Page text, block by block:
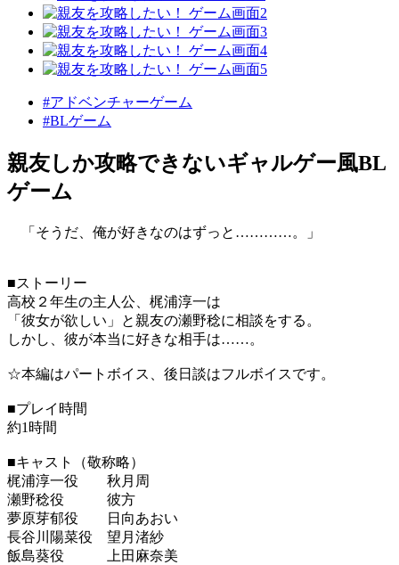
#アドベンチャーゲーム
#BLゲーム
親友しか攻略できないギャルゲー風BL
ゲーム
「そうだ、俺が好きなのはずっと…………。」
■ストーリー
高校２年生の主人公、梶浦淳一は
「彼女が欲しい」と親友の瀬野稔に相談をする。
しかし、彼が本当に好きな相手は……。
☆本編はパートボイス、後日談はフルボイスです。
■プレイ時間
約1時間
■キャスト（敬称略）
梶浦淳一役 秋月周
瀬野稔役 彼方
夢原芽郁役 日向あおい
長谷川陽菜役 望月渚紗
飯島葵役 上田麻奈美